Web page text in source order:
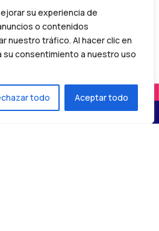
su experiencia de
o contenidos
nuestro tráfico. Al hacer clic en
su consentimiento a nuestro uso
todo Aceptar todo
Política de